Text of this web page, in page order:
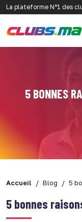
La plateforme N°1 des
5 BONNES
Accueil Blog 5
5 bonnes